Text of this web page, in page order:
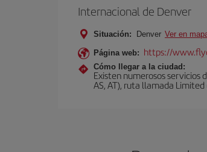
Internacional de Denver
Situación: Denver Ver en
Página web: https://
Cómo llegar a la ciudad:
Existen numerosos servicios
AS, AT), ruta llamada